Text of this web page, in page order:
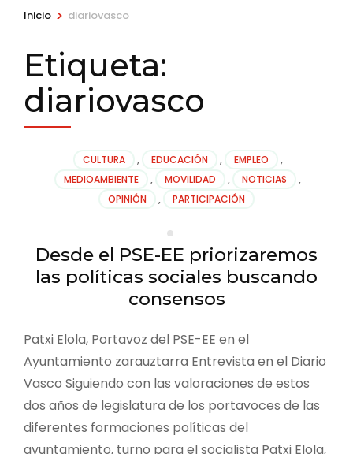
Inicio > diariovasco
Etiqueta:
diariovasco
CULTURA , EDUCACIÓN , EMPLEO
,
MEDIOAMBIENTE
, MOVILIDAD , NOTICIAS
,
OPINIÓN
, PARTICIPACIÓN
Desde el PSE-EE priorizaremos
las políticas sociales buscando
consensos
Patxi Elola, Portavoz del PSE-EE en el
Ayuntamiento zarauztarra Entrevista en el Diario
Vasco Siguiendo con las valoraciones de estos
dos años de legislatura de los portavoces de las
diferentes formaciones políticas del
ayuntamiento, turno para el socialista Patxi Elola,